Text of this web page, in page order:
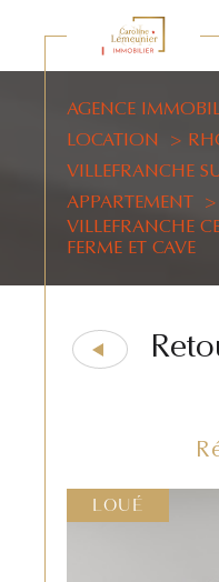
AGENCE
LOCATION
VILLEFRANCHE
APPARTEMENT
VILLEFRANCHE
FERME ET CAVE
LOUÉ